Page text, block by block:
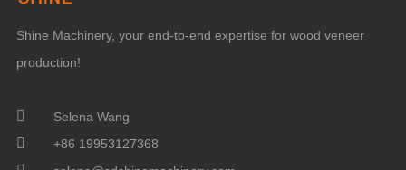
Shine Machinery, your end-to-end expertise for wood veneer
production!
Selena Wang
+86 19953127368